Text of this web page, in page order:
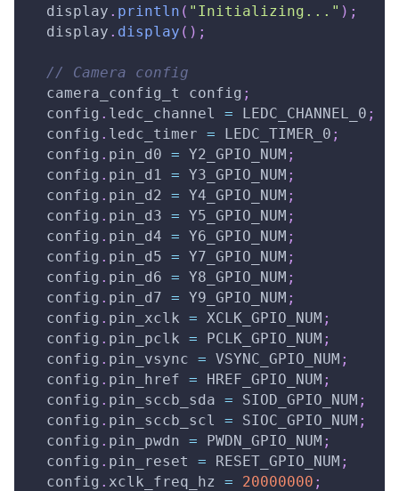
  display
. println ( "Initializing..." ) ;
  display
. display ( ) ;
// Camera config
  camera_config_t config
;
  config
. ledc_channel = LEDC_CHANNEL_0 ;
  config
. ledc_timer = LEDC_TIMER_0 ;
  config
. pin_d0 = Y2_GPIO_NUM ;
  config
. pin_d1 = Y3_GPIO_NUM ;
  config
. pin_d2 = Y4_GPIO_NUM ;
  config
. pin_d3 = Y5_GPIO_NUM ;
  config
. pin_d4 = Y6_GPIO_NUM ;
  config
. pin_d5 = Y7_GPIO_NUM ;
  config
. pin_d6 = Y8_GPIO_NUM ;
  config
. pin_d7 = Y9_GPIO_NUM ;
  config
. pin_xclk = XCLK_GPIO_NUM ;
  config
. pin_pclk = PCLK_GPIO_NUM ;
  config
. pin_vsync = VSYNC_GPIO_NUM ;
  config
. pin_href = HREF_GPIO_NUM ;
  config
. pin_sccb_sda = SIOD_GPIO_NUM ;
  config
. pin_sccb_scl = SIOC_GPIO_NUM ;
  config
. pin_pwdn = PWDN_GPIO_NUM ;
  config
. pin_reset = RESET_GPIO_NUM ;
  config
. xclk_freq_hz = 20000000 ;